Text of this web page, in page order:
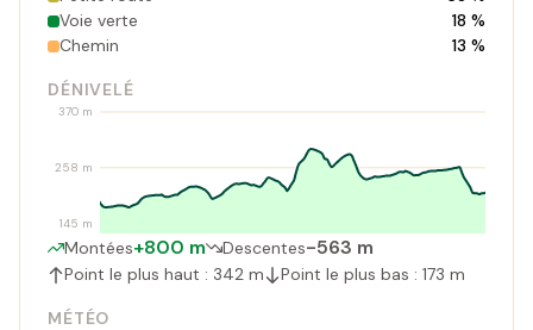
Voie verte
18 %
Chemin
13 %
DÉNIVELÉ
145 m
258 m
370 m
Montées+800 m Descentes-563 m
Point le plus haut : 342 m Point le plus bas : 173 m
MÉTÉO